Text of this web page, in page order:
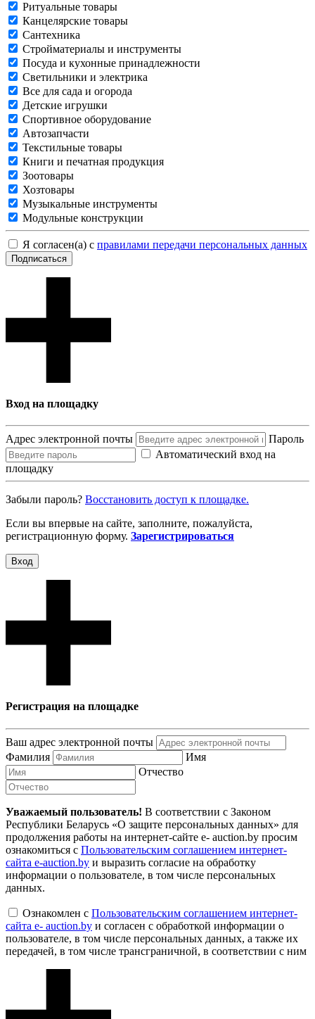
Ритуальные товары
Канцелярские товары
Сантехника
Стройматериалы и инструменты
Посуда и кухонные принадлежности
Светильники и электрика
Все для сада и огорода
Детские игрушки
Спортивное оборудование
Автозапчасти
Текстильные товары
Книги и печатная продукция
Зоотовары
Хозтовары
Музыкальные инструменты
Модульные конструкции
Я согласен(а) с правилами передачи персональных данных
Подписаться
Вход на площадку
Адрес электронной почты
Пароль
Автоматический вход на
площадку
Забыли пароль? Восcтановить доступ к площадке.
Если вы впервые на сайте, заполните, пожалуйста,
регистрационную форму. Зарегистрироваться
Вход
Регистрация на площадке
Ваш адрес электронной почты
Фамилия
Имя
Отчество
Уважаемый пользователь! В соответствии с Законом
Республики Беларусь «О защите персональных данных» для
продолжения работы на интернет-сайте e- auction.by просим
ознакомиться с Пользовательским соглашением интернет-
сайта e-auction.by и выразить согласие на обработку
информации о пользователе, в том числе персональных
данных.
Ознакомлен с Пользовательским соглашением интернет-
сайта e- auction.by и согласен с обработкой информации о
пользователе, в том числе персональных данных, а также их
передачей, в том числе трансграничной, в соответствии с ним